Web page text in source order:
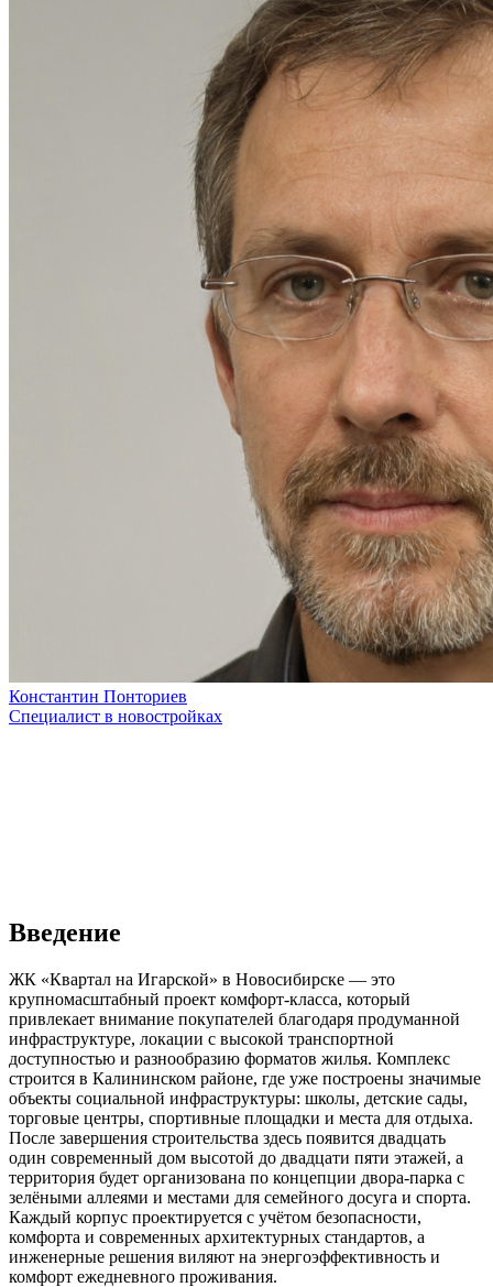
Константин Понториев
Специалист в новостройках
Введение
ЖК «Квартал на Игарской» в Новосибирске — это
крупномасштабный проект комфорт-класса, который
привлекает внимание покупателей благодаря продуманной
инфраструктуре, локации с высокой транспортной
доступностью и разнообразию форматов жилья. Комплекс
строится в Калининском районе, где уже построены значимые
объекты социальной инфраструктуры: школы, детские сады,
торговые центры, спортивные площадки и места для отдыха.
После завершения строительства здесь появится двадцать
один современный дом высотой до двадцати пяти этажей, а
территория будет организована по концепции двора-парка с
зелёными аллеями и местами для семейного досуга и спорта.
Каждый корпус проектируется с учётом безопасности,
комфорта и современных архитектурных стандартов, а
инженерные решения виляют на энергоэффективность и
комфорт ежедневного проживания.